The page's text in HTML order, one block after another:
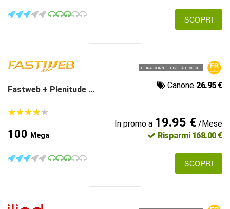
SCOPRI
FIBRA CONNETTIVITÀ E VOCE
Fastweb + Plenitude ... Canone26.95 €
★★★★★
★★★★★
100 Mega
In promo a 19.95 €/Mese
Risparmi 168.00 €
SCOPRI